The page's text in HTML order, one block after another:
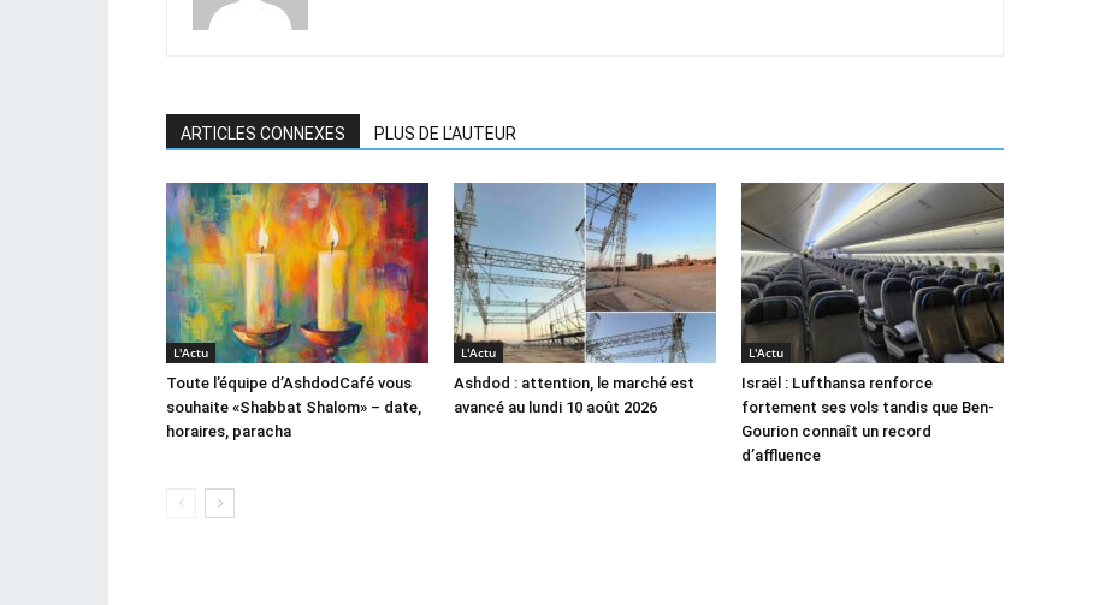
ARTICLES CONNEXES PLUS DE L'AUTEUR
L'Actu
Toute l’équipe d’AshdodCafé vous
souhaite «Shabbat Shalom» – date,
horaires, paracha
L'Actu
Ashdod : attention, le marché est
avancé au lundi 10 août 2026
L'Actu
Israël : Lufthansa renforce
fortement ses vols tandis que Ben-
Gourion connaît un record
d’affluence